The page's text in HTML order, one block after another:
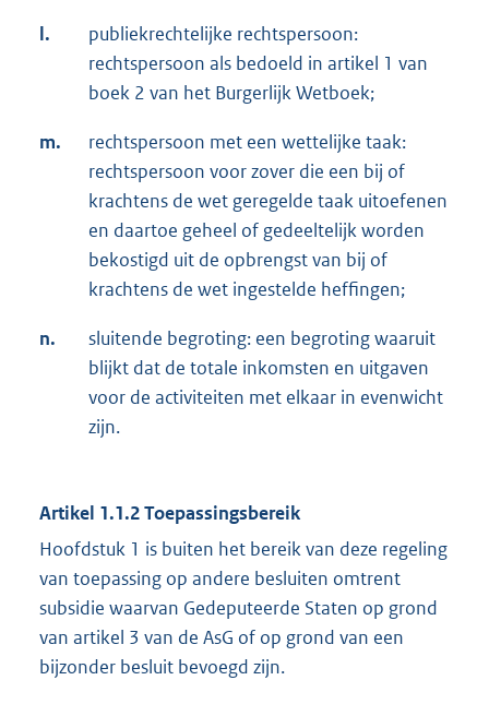
l.
publiekrechtelijke rechtspersoon:
rechtspersoon als bedoeld in artikel 1 van
boek 2 van het Burgerlijk Wetboek;
m.
rechtspersoon met een wettelijke taak:
rechtspersoon voor zover die een bij of
krachtens de wet geregelde taak uitoefenen
en daartoe geheel of gedeeltelijk worden
bekostigd uit de opbrengst van bij of
krachtens de wet ingestelde heffingen;
n.
sluitende begroting: een begroting waaruit
blijkt dat de totale inkomsten en uitgaven
voor de activiteiten met elkaar in evenwicht
zijn.
Artikel 1.1.2 Toepassingsbereik
Hoofdstuk 1 is buiten het bereik van deze regeling
van toepassing op andere besluiten omtrent
subsidie waarvan Gedeputeerde Staten op grond
van artikel 3 van de AsG of op grond van een
bijzonder besluit bevoegd zijn.